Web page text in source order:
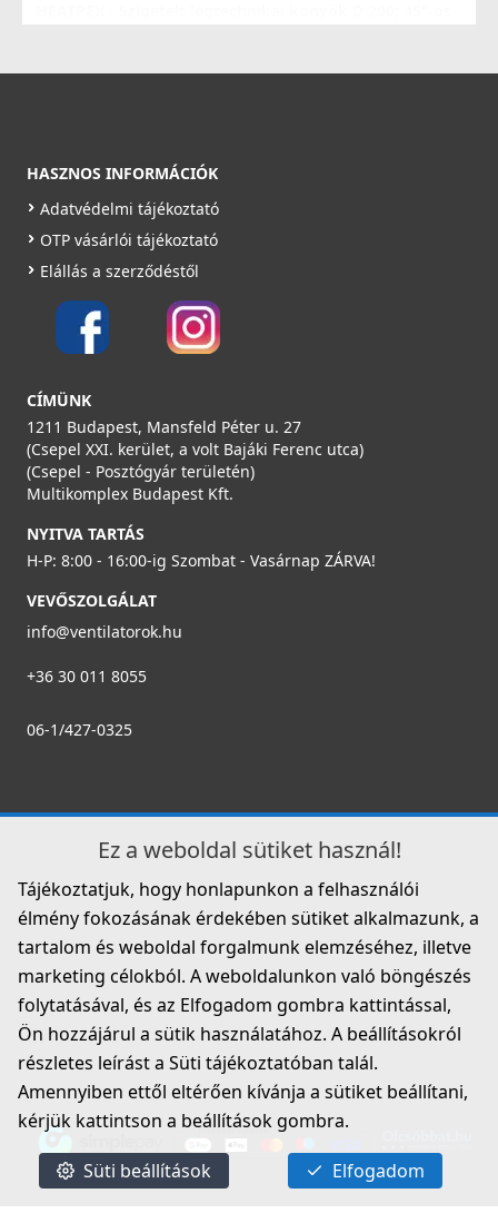
52920080100T
25 990 Ft
Saját raktárunkban
HEATPEX - Légszabályzó D:200 ARIA ADURO
Saját raktárunkban
Részletek
HEATPEX - Szűkítő 125/160/200mm ARIA ADURO
52010200100T
6 990 Ft
Saját raktárunkban
HASZNOS INFORMÁCIÓK
Adatvédelmi tájékoztató
OTP vásárlói tájékoztató
Elállás a szerződéstől
CÍMÜNK
1211 Budapest, Mansfeld Péter u. 27
(Csepel XXI. kerület, a volt Bajáki Ferenc utca)
(Csepel - Posztógyár területén)
Multikomplex Budapest Kft.
NYITVA TARTÁS
H-P: 8:00 - 16:00-ig Szombat - Vasárnap ZÁRVA!
VEVŐSZOLGÁLAT
info@ventilatorok.hu
+36 30 011 8055
06-1/427-0325
Ez a weboldal sütiket használ!
Tájékoztatjuk, hogy honlapunkon a felhasználói
élmény fokozásának érdekében sütiket alkalmazunk, a
tartalom és weboldal forgalmunk elemzéséhez, illetve
marketing célokból. A weboldalunkon való böngészés
folytatásával, és az Elfogadom gombra kattintással,
Ön hozzájárul a sütik használatához. A beállításokról
részletes leírást a Süti tájékoztatóban talál.
Amennyiben ettől eltérően kívánja a sütiket beállítani,
kérjük kattintson a beállítások gombra.
Süti beállítások Elfogadom